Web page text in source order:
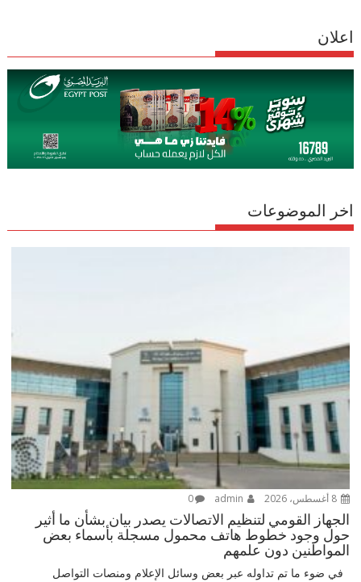
اعلان
اخر الموضوعات
8 أغسطس، 2026 0
الجهاز القومي لتنظيم الاتصالات يصدر بيان بشأن ما أثير
حول وجود خطوط هاتف محمول مسجلة بأسماء بعض
المواطنين دون علمهم
في ضوء ما تم تداوله عبر بعض وسائل الإعلام ومنصات التواصل